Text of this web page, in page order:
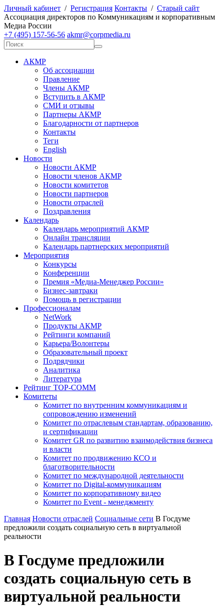
Личный кабинет / Регистрация Контакты / Старый сайт
Ассоциация директоров по Коммуникациям и корпоративным
Медиа России
+7 (495) 157-56-56 akmr@corpmedia.ru
АКМР
Об ассоциации
Правление
Члены АКМР
Вступить в АКМР
СМИ и отзывы
Партнеры АКМР
Благодарности от партнеров
Контакты
Теги
English
Новости
Новости АКМР
Новости членов АКМР
Новости комитетов
Новости партнеров
Новости отраслей
Поздравления
Календарь
Календарь мероприятий АКМР
Онлайн трансляции
Календарь партнерских мероприятий
Мероприятия
Конкурсы
Конференции
Премия «Медиа-Менеджер России»
Бизнес-завтраки
Помощь в регистрации
Профессионалам
NetWork
Продукты АКМР
Рейтинги компаний
Карьера/Волонтеры
Образовательный проект
Подрядчики
Аналитика
Литература
Рейтинг TOP-COMM
Комитеты
Комитет по внутренним коммуникациям и
сопровождению изменений
Комитет по отраслевым стандартам, образованию,
и сертификации
Комитет GR по развитию взаимодействия бизнеса
и власти
Комитет по продвижению КСО и
благотворительности
Комитет по международной деятельности
Комитет по Digital-коммуникациям
Комитет по корпоративному видео
Комитет по Event - менеджменту
Главная Новости отраслей Социальные сети В Госдуме
предложили создать социальную сеть в виртуальной
реальности
В Госдуме предложили
создать социальную сеть в
виртуальной реальности